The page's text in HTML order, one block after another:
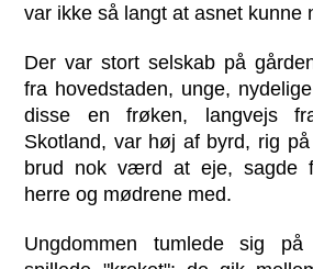
var ikke så langt at asnet kunne
Der var stort selskab på
fra hovedstaden, unge,
disse en frøken, langvejs
Skotland, var høj af byrd, rig
brud nok værd at eje, sagde
herre og mødrene med.
Ungdommen tumlede sig